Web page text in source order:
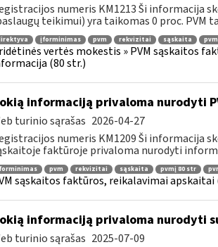
numeris KM1213 Ši informacija
teikimui) yra taikomas 0 proc. PVM
įforminimas pvm rekvizitai sąskaita
vertės mokestis » PVM sąskaitos
(80 str.)
informaciją privaloma nurodyti
turinio sąrašas 2026-04-27
numeris KM1209 Ši informacija
faktūroje privaloma nurodyti
pvm rekvizitai sąskaita pvmį 80 str
sąskaitos faktūros, reikalavimai
informaciją privaloma nurodyti
turinio sąrašas 2025-07-09